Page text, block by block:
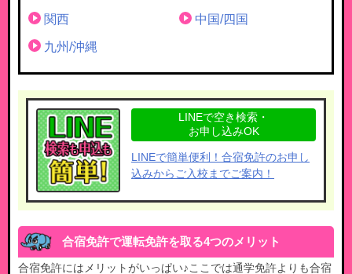
関西 中国/四国
九州/沖縄
LINEで空き検索・
お申し込みOK
LINEで簡単便利！合宿免許のお申し
込みからご入校までご案内！
合宿免許で運転免許を取る4つのメリット
合宿免許にはメリットがいっぱい♪ここでは通学免許よりも合宿